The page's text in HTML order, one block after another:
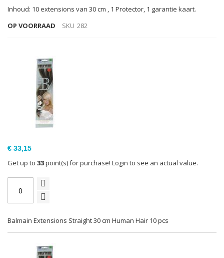
Inhoud: 10 extensions van 30 cm , 1 Protector, 1 garantie kaart.
OP VOORRAAD
SKU 282
productitems
Balmain Extensions Straight 30 cm Human Hair 10 pcs
€ 33,15
Get up to 33point(s) for purchase! Login to see an actual value.